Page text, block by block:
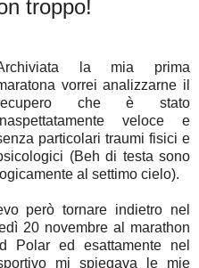
troppo!
la mia prima
vorrei analizzarne il
che è stato
veloce e
particolari traumi fisici e
(Beh di testa sono
logicamente al settimo cielo).
però tornare indietro nel
20 novembre al marathon
Polar ed esattamente nel
mi spiegava le mie